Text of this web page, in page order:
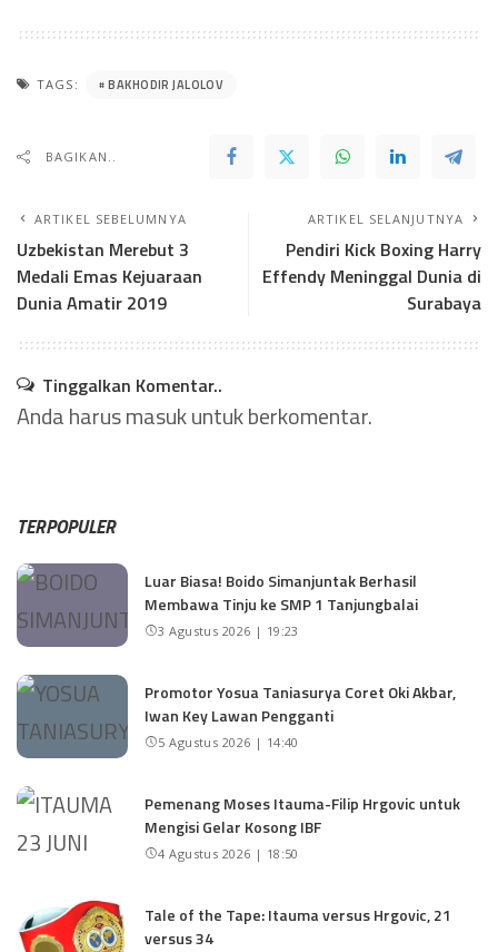
TAGS: BAKHODIR JALOLOV
BAGIKAN..
ARTIKEL SEBELUMNYA
Uzbekistan Merebut 3
Medali Emas Kejuaraan
Dunia Amatir 2019
ARTIKEL SELANJUTNYA
Pendiri Kick Boxing Harry
Effendy Meninggal Dunia di
Surabaya
Tinggalkan Komentar..
Anda harusmasukuntuk berkomentar.
TERPOPULER
Luar Biasa! Boido Simanjuntak Berhasil
Membawa Tinju ke SMP 1 Tanjungbalai
3 Agustus 2026 | 19:23
Promotor Yosua Taniasurya Coret Oki Akbar,
Iwan Key Lawan Pengganti
5 Agustus 2026 | 14:40
Pemenang Moses Itauma-Filip Hrgovic untuk
Mengisi Gelar Kosong IBF
4 Agustus 2026 | 18:50
Tale of the Tape: Itauma versus Hrgovic, 21
versus 34